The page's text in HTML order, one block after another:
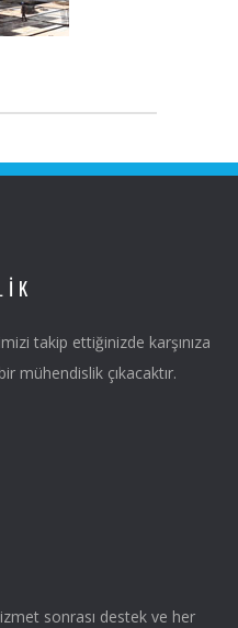
takip ettiğinizde karşınıza
mühendislik çıkacaktır.
sonrası destek ve her